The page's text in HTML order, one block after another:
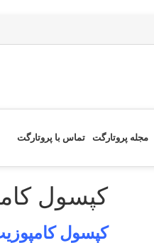
مجله پروتارگت تماس با پروتارگت
کپسول
کپسول